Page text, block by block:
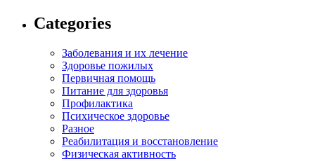
Categories
Заболевания и их лечение
Здоровье пожилых
Первичная помощь
Питание для здоровья
Профилактика
Психическое здоровье
Разное
Реабилитация и восстановление
Физическая активность